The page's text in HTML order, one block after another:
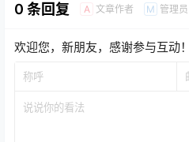
0 条回复 A 文章作者 M 管理员
欢迎您，新朋友，感谢参与互动！